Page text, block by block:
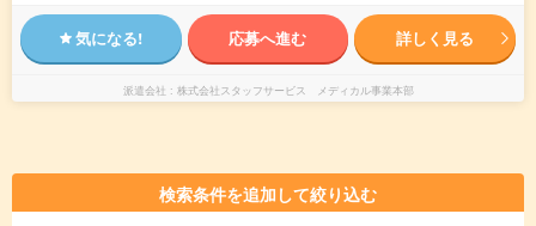
気になる! 応募へ進む 詳しく見る
派遣会社 株式会社スタッフサービス メディカル事業本部
検索条件を追加して絞り込む